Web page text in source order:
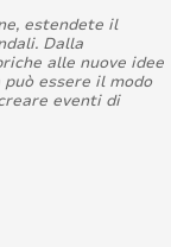
estendete il
Dalla
alle nuove idee
essere il modo
eventi di